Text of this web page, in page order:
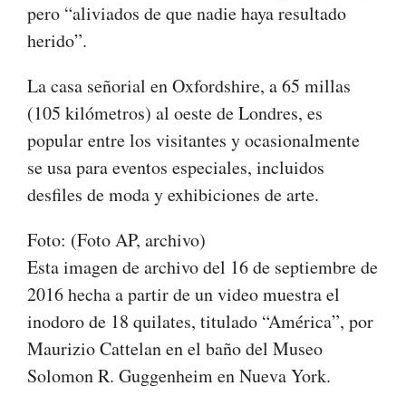
pero “aliviados de que nadie haya resultado
herido”.
La casa señorial en Oxfordshire, a 65 millas
(105 kilómetros) al oeste de Londres, es
popular entre los visitantes y ocasionalmente
se usa para eventos especiales, incluidos
desfiles de moda y exhibiciones de arte.
Foto: (Foto AP, archivo)
Esta imagen de archivo del 16 de septiembre de
2016 hecha a partir de un video muestra el
inodoro de 18 quilates, titulado “América”, por
Maurizio Cattelan en el baño del Museo
Solomon R. Guggenheim en Nueva York.